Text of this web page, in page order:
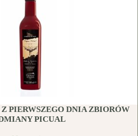
PIERWSZEGO DNIA ZBIORÓW
PICUAL